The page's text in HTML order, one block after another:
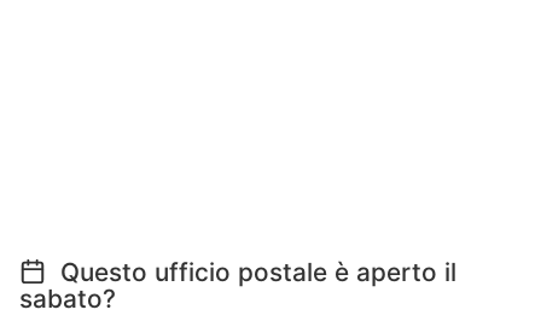
Questo ufficio postale è aperto il
sabato?